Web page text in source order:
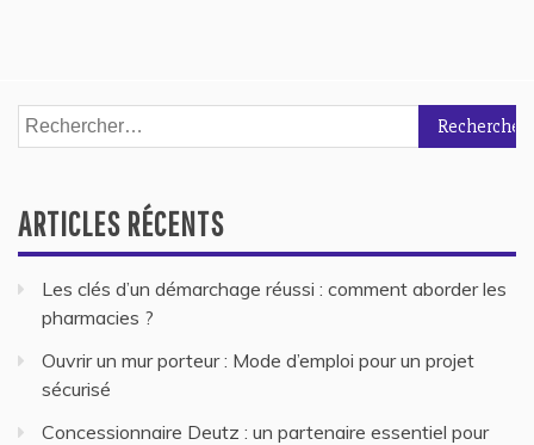
Rechercher :
ARTICLES RÉCENTS
Les clés d’un démarchage réussi : comment aborder les
pharmacies ?
Ouvrir un mur porteur : Mode d’emploi pour un projet
sécurisé
Concessionnaire Deutz : un partenaire essentiel pour